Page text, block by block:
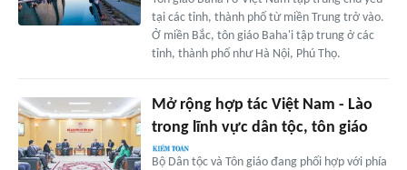
tại các tỉnh, thành phố từ miền Trung trở vào.
Ở miền Bắc, tôn giáo Baha'i tập trung ở các
tỉnh, thành phố như Hà Nội, Phú Thọ.
Mở rộng hợp tác Việt Nam - Lào
trong lĩnh vực dân tộc, tôn giáo
Bộ Dân tộc và Tôn giáo đang phối hợp với phía